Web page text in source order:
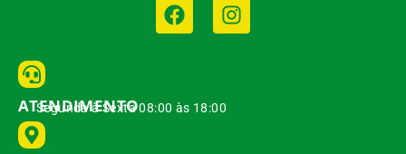
ATENDIMENTO
Segunda à Sexta 08:00 às 18:00